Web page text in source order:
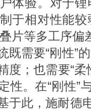
体验。对于
于相对性能
片等多工序偏
既需要“刚性”
度；也需要“
性。在“刚性”
于此，施耐德